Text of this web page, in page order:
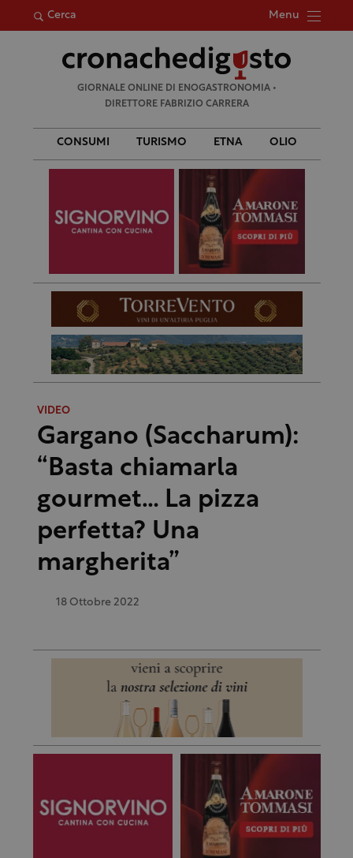
Cerca Menu
per:
GIORNALE ONLINE DI ENOGASTRONOMIA •
DIRETTORE FABRIZIO CARRERA
CONSUMI TURISMO ETNA OLIO
VIDEO
Gargano (Saccharum):
“Basta chiamarla
gourmet… La pizza
perfetta? Una
margherita”
18 Ottobre 2022